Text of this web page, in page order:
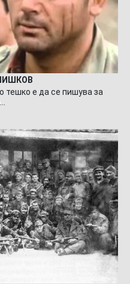
тешко е да се пишува за